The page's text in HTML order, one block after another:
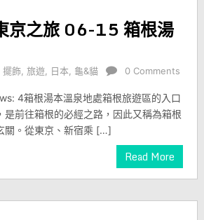
京之旅 06-15 箱根湯
擺飾, 旅遊, 日本, 龜&貓 0 Comments
4箱根湯本溫泉地處箱根旅遊區的入口
是前往箱根的必經之路，因此又稱為箱根
關。從東京、新宿乘 […]
Read More